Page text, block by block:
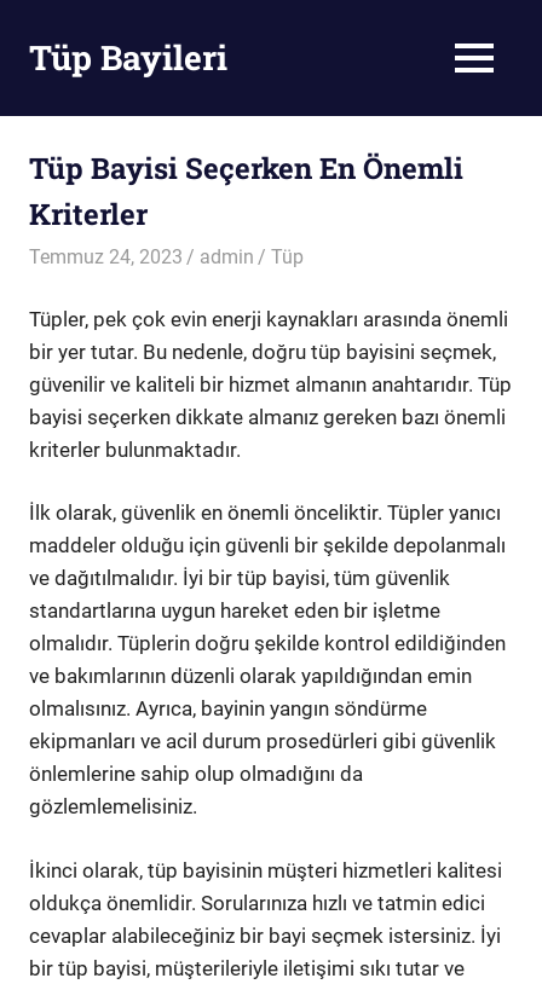
contentTüp Bayileri MENU
Tüp Bayisi Seçerken En Önemli
Kriterler
Temmuz 24, 2023 admin Tüp
Tüpler, pek çok evin enerji kaynakları arasında önemli
bir yer tutar. Bu nedenle, doğru tüp bayisini seçmek,
güvenilir ve kaliteli bir hizmet almanın anahtarıdır. Tüp
bayisi seçerken dikkate almanız gereken bazı önemli
kriterler bulunmaktadır.
İlk olarak, güvenlik en önemli önceliktir. Tüpler yanıcı
maddeler olduğu için güvenli bir şekilde depolanmalı
ve dağıtılmalıdır. İyi bir tüp bayisi, tüm güvenlik
standartlarına uygun hareket eden bir işletme
olmalıdır. Tüplerin doğru şekilde kontrol edildiğinden
ve bakımlarının düzenli olarak yapıldığından emin
olmalısınız. Ayrıca, bayinin yangın söndürme
ekipmanları ve acil durum prosedürleri gibi güvenlik
önlemlerine sahip olup olmadığını da
gözlemlemelisiniz.
İkinci olarak, tüp bayisinin müşteri hizmetleri kalitesi
oldukça önemlidir. Sorularınıza hızlı ve tatmin edici
cevaplar alabileceğiniz bir bayi seçmek istersiniz. İyi
bir tüp bayisi, müşterileriyle iletişimi sıkı tutar ve